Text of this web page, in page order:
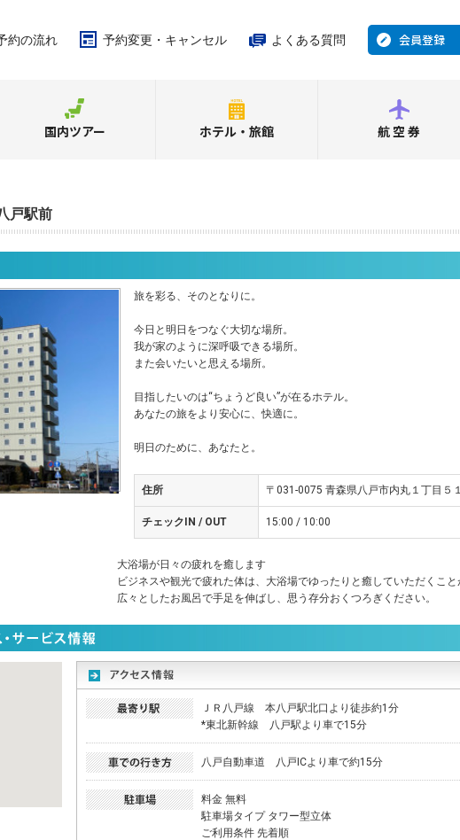
約の流れ 予約変更・キャンセル よくある質問 会員登録
国内ツアー ホテル・旅館 航空券
戸駅前
旅を彩る、そのとなりに。
今日と明日をつなぐ大切な場所。
我が家のように深呼吸できる場所。
また会いたいと思える場所。
目指したいのは“ちょうど良い”が在るホテル。
あなたの旅をより安心に、快適に。
明日のために、あなたと。
住所 〒031-0075 青森県八戸市内丸１丁目５
チェックIN / OUT 15:00 / 10:00
大浴場が日々の疲れを癒します
ビジネスや観光で疲れた体は、大浴場でゆったりと癒していただくこと
広々としたお風呂で手足を伸ばし、思う存分おくつろぎください。
ＪＲ八戸線 本八戸駅北口より徒歩約1分
*東北新幹線 八戸駅より車で15分
八戸自動車道 八戸ICより車で約15分
料金 無料
駐車場タイプ タワー型立体
ご利用条件 先着順